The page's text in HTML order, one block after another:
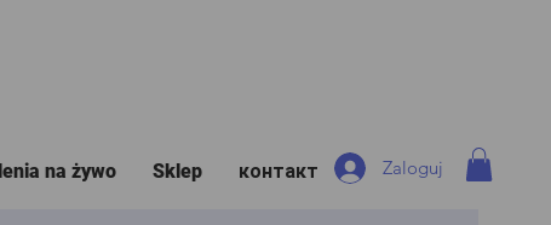
na żywo Sklep контакт Zaloguj